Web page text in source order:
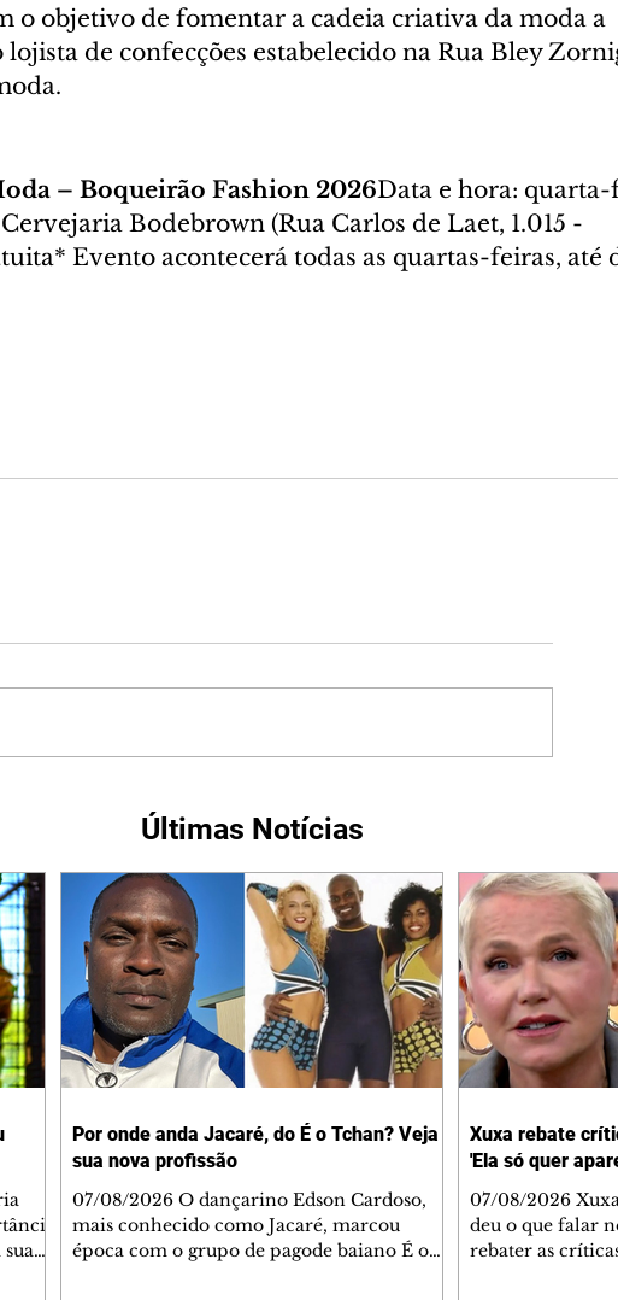
o objetivo de fomentar a cadeia criativa da moda a
de confecções estabelecido na Rua Bley
– Boqueirão Fashion 2026Data e hora:
Cervejaria Bodebrown (Rua Carlos de Laet, 1.015 -
Evento acontecerá todas as quartas-feiras, até
Últimas Notícias
Por onde anda Jacaré, do É o Tchan? Veja
sua nova profissão
07/08/2026 O dançarino Edson Cardoso,
mais conhecido como Jacaré, marcou
época com o grupo de pagode baiano É o
Xuxa rebate
'Ela só quer
07/08/2026
deu o que falar
rebater as